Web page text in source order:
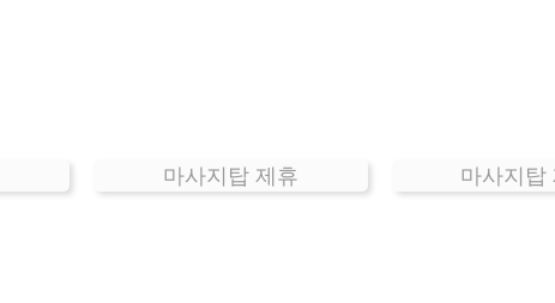
마사지탑 제휴 마사지탑